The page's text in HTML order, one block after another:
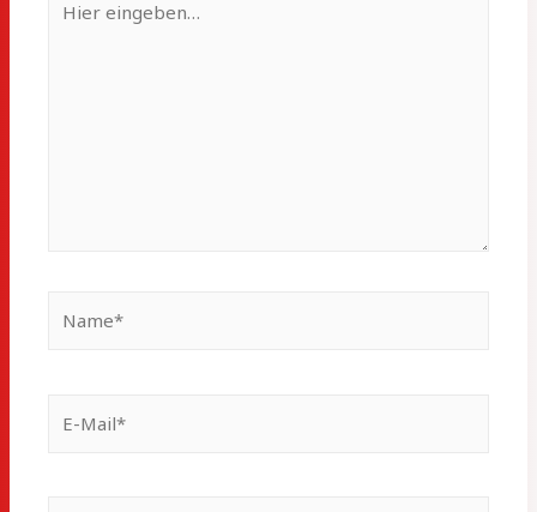
eingeben…
Mail*